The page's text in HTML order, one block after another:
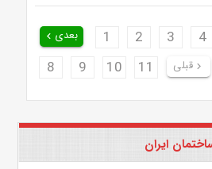
بعدی keyboard_arrow_left 1 2 3 4
8
9 10 11 keyboard_arrow_right قبلی
ایران